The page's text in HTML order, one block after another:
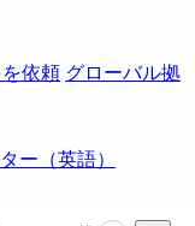
依頼 グローバル拠
ー（英語）